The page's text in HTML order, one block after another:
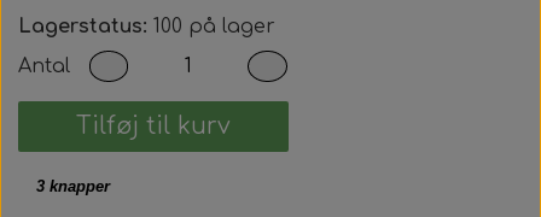
Lagerstatus: 100 på lager
Antal
Tilføj til kurv
3 knapper